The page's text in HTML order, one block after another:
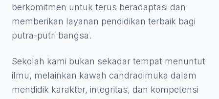
berkomitmen untuk terus beradaptasi dan
memberikan layanan pendidikan terbaik bagi
putra-putri bangsa.
Sekolah kami bukan sekadar tempat menuntut
ilmu, melainkan kawah candradimuka dalam
mendidik karakter, integritas, dan kompetensi